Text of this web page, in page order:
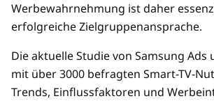
Werbewahrnehmung ist daher
erfolgreiche Zielgruppenansprache.
Die aktuelle Studie von Samsung Ads
mit über 3000 befragten Smart-TV-
Trends, Einflussfaktoren und